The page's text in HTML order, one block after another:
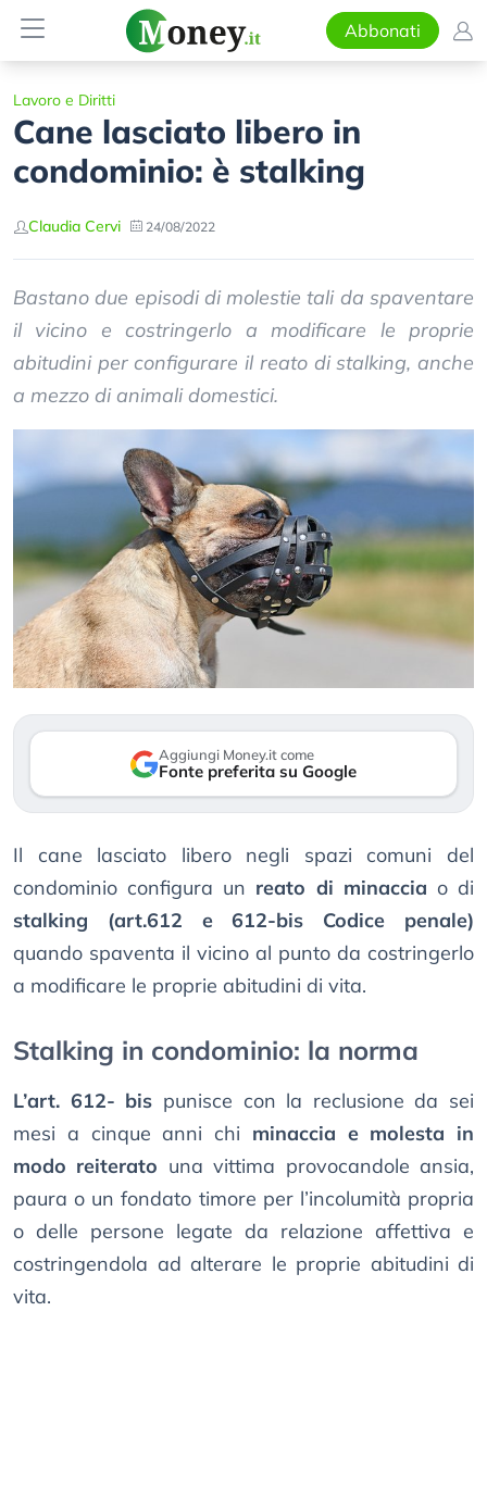
Abbonati
Lavoro e Diritti
Cane lasciato libero in
condominio: è stalking
Claudia Cervi 24/08/2022
Bastano due episodi di molestie tali da spaventare
il vicino e costringerlo a modificare le proprie
abitudini per configurare il reato di stalking, anche
a mezzo di animali domestici.
Aggiungi Money.it come
Fonte preferita su Google
Il cane lasciato libero negli spazi comuni del
condominio configura un reato di minaccia o di
stalking
(art.612 e 612-bis Codice penale)
quando spaventa il vicino al punto da costringerlo
a modificare le proprie abitudini di vita.
Stalking in condominio: la norma
L’art. 612- bis punisce con la reclusione da sei
mesi a cinque anni chi minaccia e molesta in
modo reiterato una vittima provocandole ansia,
paura o un fondato timore per l’incolumità propria
o delle persone legate da relazione affettiva e
costringendola ad alterare le proprie abitudini di
vita.